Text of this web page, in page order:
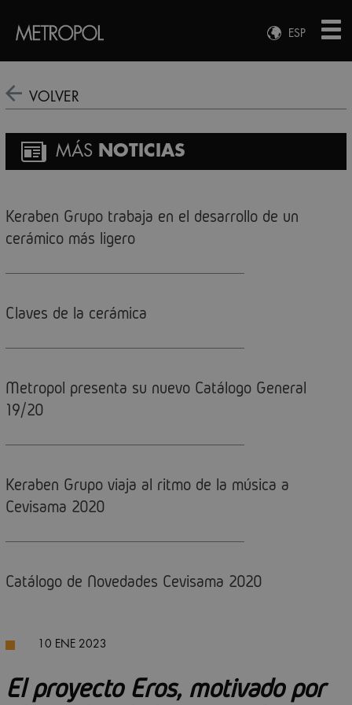
ESP
ENG
VOLVER
MÁS NOTICIAS
Keraben Grupo trabaja en el desarrollo de un
cerámico más ligero
Claves de la cerámica
Metropol presenta su nuevo Catálogo General
19/20
Keraben Grupo viaja al ritmo de la música a
Cevisama 2020
Catálogo de Novedades Cevisama 2020
10 ENE 2023
El proyecto Eros, motivado por